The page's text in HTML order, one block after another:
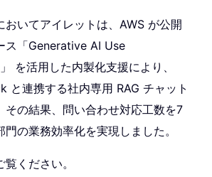
おいてアイレットは、AWS が公開
ス「Generative AI Use
を活用した内製化支援により、
と連携する社内専用 RAG チャット
その結果、問い合わせ対応工数を7
の業務効率化を実現しました。
ください。